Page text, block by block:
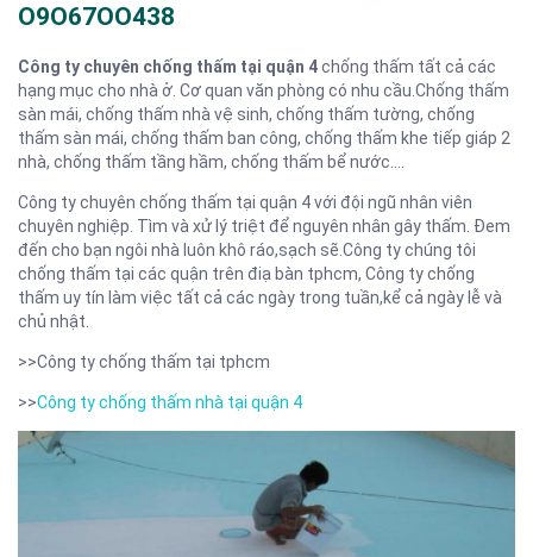
O9O67OO438
Công ty chuyên chống thấm tại quận 4chống thấm tất cả các
hạng mục cho nhà ở. Cơ quan văn phòng có nhu cầu.Chống thấm
sàn mái, chống thấm nhà vệ sinh, chống thấm tường, chống
thấm sàn mái, chống thấm ban công, chống thấm khe tiếp giáp 2
nhà, chống thấm tầng hầm, chống thấm bể nước….
Công ty chuyên chống thấm tại quận 4 với đội ngũ nhân viên
chuyên nghiệp. Tìm và xử lý triệt để nguyên nhân gây thấm. Đem
đến cho bạn ngôi nhà luôn khô ráo,sạch sẽ.Công ty chúng tôi
chống thấm tại các quận trên điạ bàn tphcm, Công ty chống
thấm uy tín làm việc tất cả các ngày trong tuần,kể cả ngày lễ và
chủ nhật.
>>Công ty chống thấm tại tphcm
>>Công ty chống thấm nhà tại quận 4